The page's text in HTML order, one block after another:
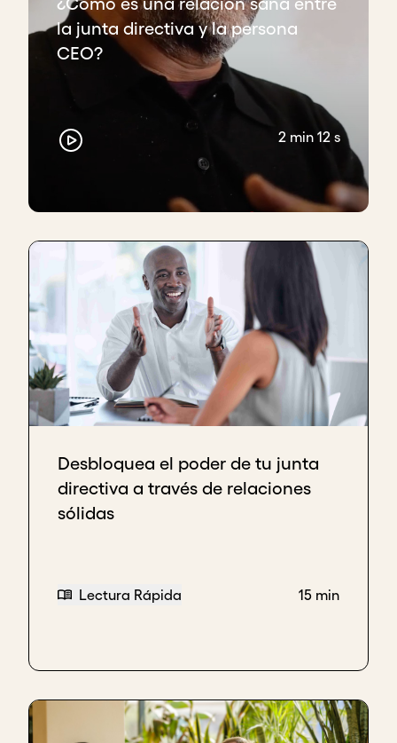
la junta directiva y la persona
CEO?
2 min 12 s
Desbloquea el poder de tu junta
directiva a través de relaciones
sólidas
Lectura Rápida 15 min